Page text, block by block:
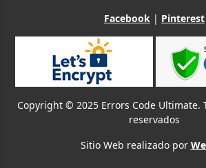
Facebook | Pinterest
Copyright © 2025 Errors Code Ultimate.
reservados
Sitio Web realizado por